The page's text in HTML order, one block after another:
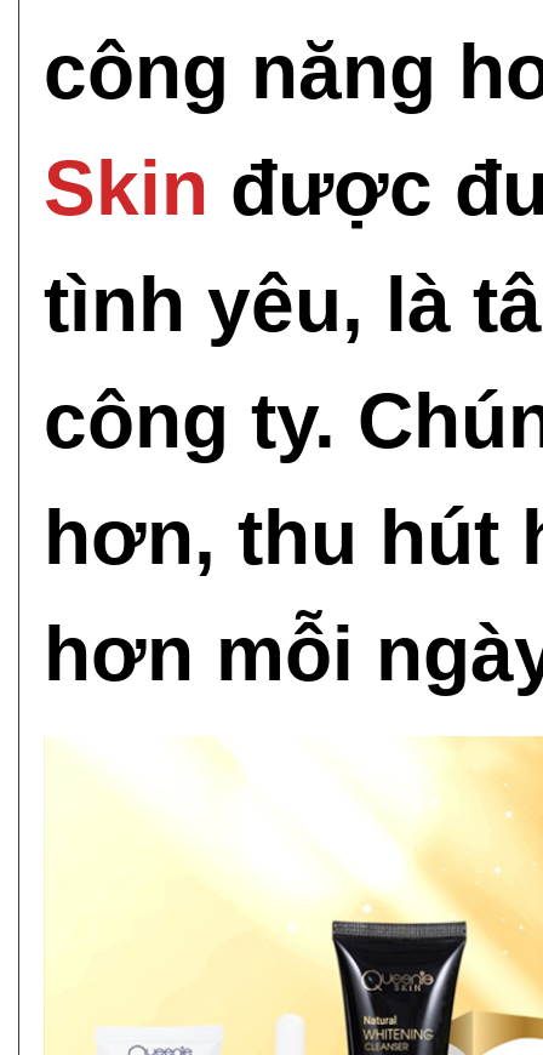
công năng
Skin được
tình yêu, là
công ty.
hơn, thu hút
hơn mỗi